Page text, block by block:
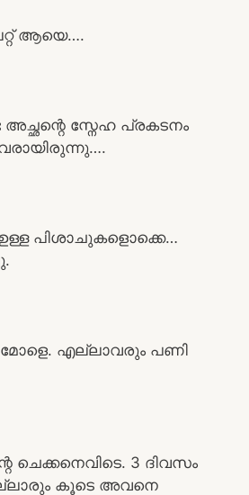
ആയെ….
സ്നേഹ പ്രകടനം
ഉള്ള പിശാചുകളൊക്കെ…
മോളെ. എല്ലാവരും പണി
ചെക്കനെവിടെ. 3 ദിവസം
കൂടെ അവനെ